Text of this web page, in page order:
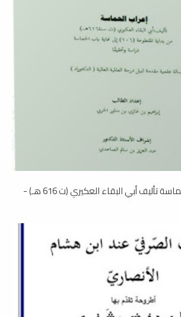
تحميل كتاب إعراب الحماسة تأليف أبي البقاء العكيري (ت 616 هـ) -